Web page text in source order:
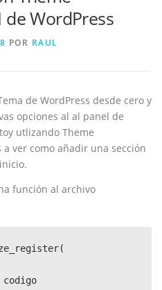
BLOG
WordPress
POR RAUL
de WordPress desde cero y
opciones al al panel de
utlizando Theme
a ver como añadir una sección
función al archivo